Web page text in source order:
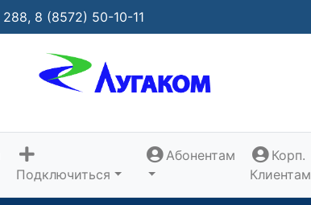
288, 8 (8572) 50-10-11
Подключиться
Абонентам
Корп.
Клиентам